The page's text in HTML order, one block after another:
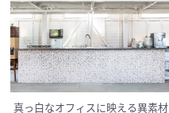
真っ白なオフィスに映える異素材